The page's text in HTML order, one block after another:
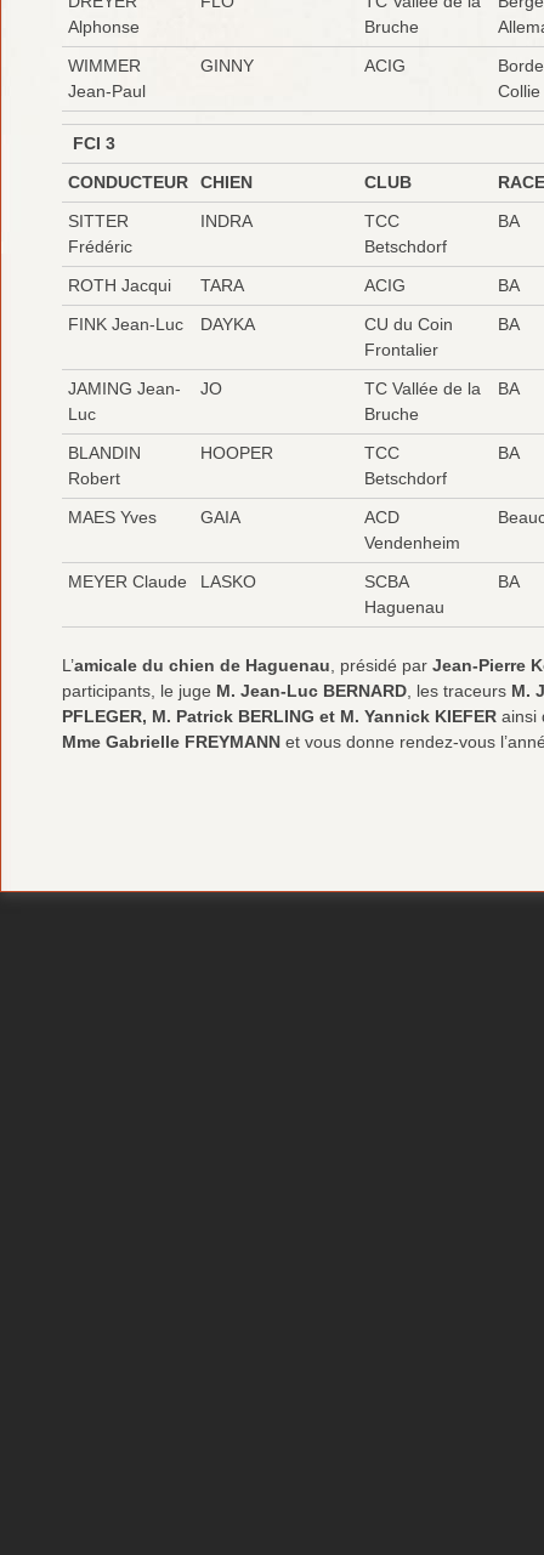
Alphonse
Bruche
WIMMER
Jean-Paul
GINNY ACIG
Collie
FCI 3
CONDUCTEUR
CHIEN CLUB
RACE
SITTER
Frédéric
INDRA
TCC
Betschdorf
BA
ROTH Jacqui TARA ACIG
BA
FINK Jean-Luc
DAYKA
CU du Coin
Frontalier
BA
JAMING Jean-
Luc
JO
TC Vallée de la
Bruche
BA
BLANDIN
Robert
HOOPER
TCC
Betschdorf
BA
MAES Yves GAIA
ACD
Vendenheim
MEYER Claude LASKO
SCBA
Haguenau
BA
L’amicale du chien de Haguenau , présidé par Jean-Pierre
participants, le juge M. Jean-Luc BERNARD , les traceurs M.
PFLEGER, M. Patrick BERLING et M. Yannick KIEFER ainsi
Mme Gabrielle FREYMANN et vous donne rendez-vous